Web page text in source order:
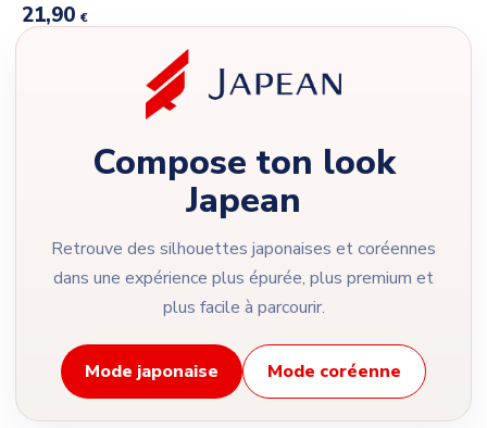
21,90 €
Compose ton look
Japean
Retrouve des silhouettes japonaises et coréennes
dans une expérience plus épurée, plus premium et
plus facile à parcourir.
Mode japonaise Mode coréenne